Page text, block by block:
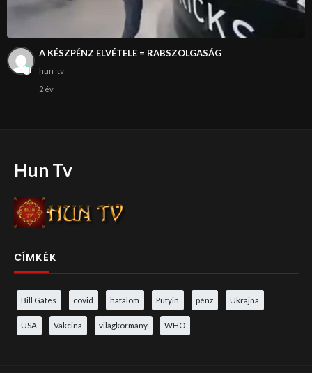
A KÉSZPÉNZ ELVÉTELE = RABSZOLGASÁG
hun_tv
2 év
Hun Tv
CÍMKÉK
Bill Gates covid hatalom Putyin pénz Ukrajna
USA Vakcina világkormány WHO